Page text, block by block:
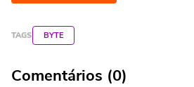
TAGS BYTE
Comentários (0)